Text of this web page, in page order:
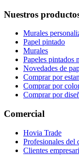
Nuestros
Murales
Papel pintado
Murales
Papeles pintados
Novedades de
Comprar por
Comprar por
Comprar por
Comercial
Hovia Trade
Profesionales del
Clientes